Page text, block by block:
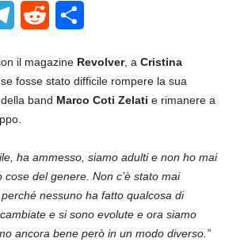
TelegramReddit
il magazine Revolver, a Cristina
fosse stato difficile rompere la sua
band Marco Coti Zelati e rimanere a
ha ammesso, siamo adulti e non ho mai
del genere. Non c’è stato mai
nessuno ha fatto qualcosa di
e si sono evolute e ora siamo
ancora bene però in un modo diverso.”